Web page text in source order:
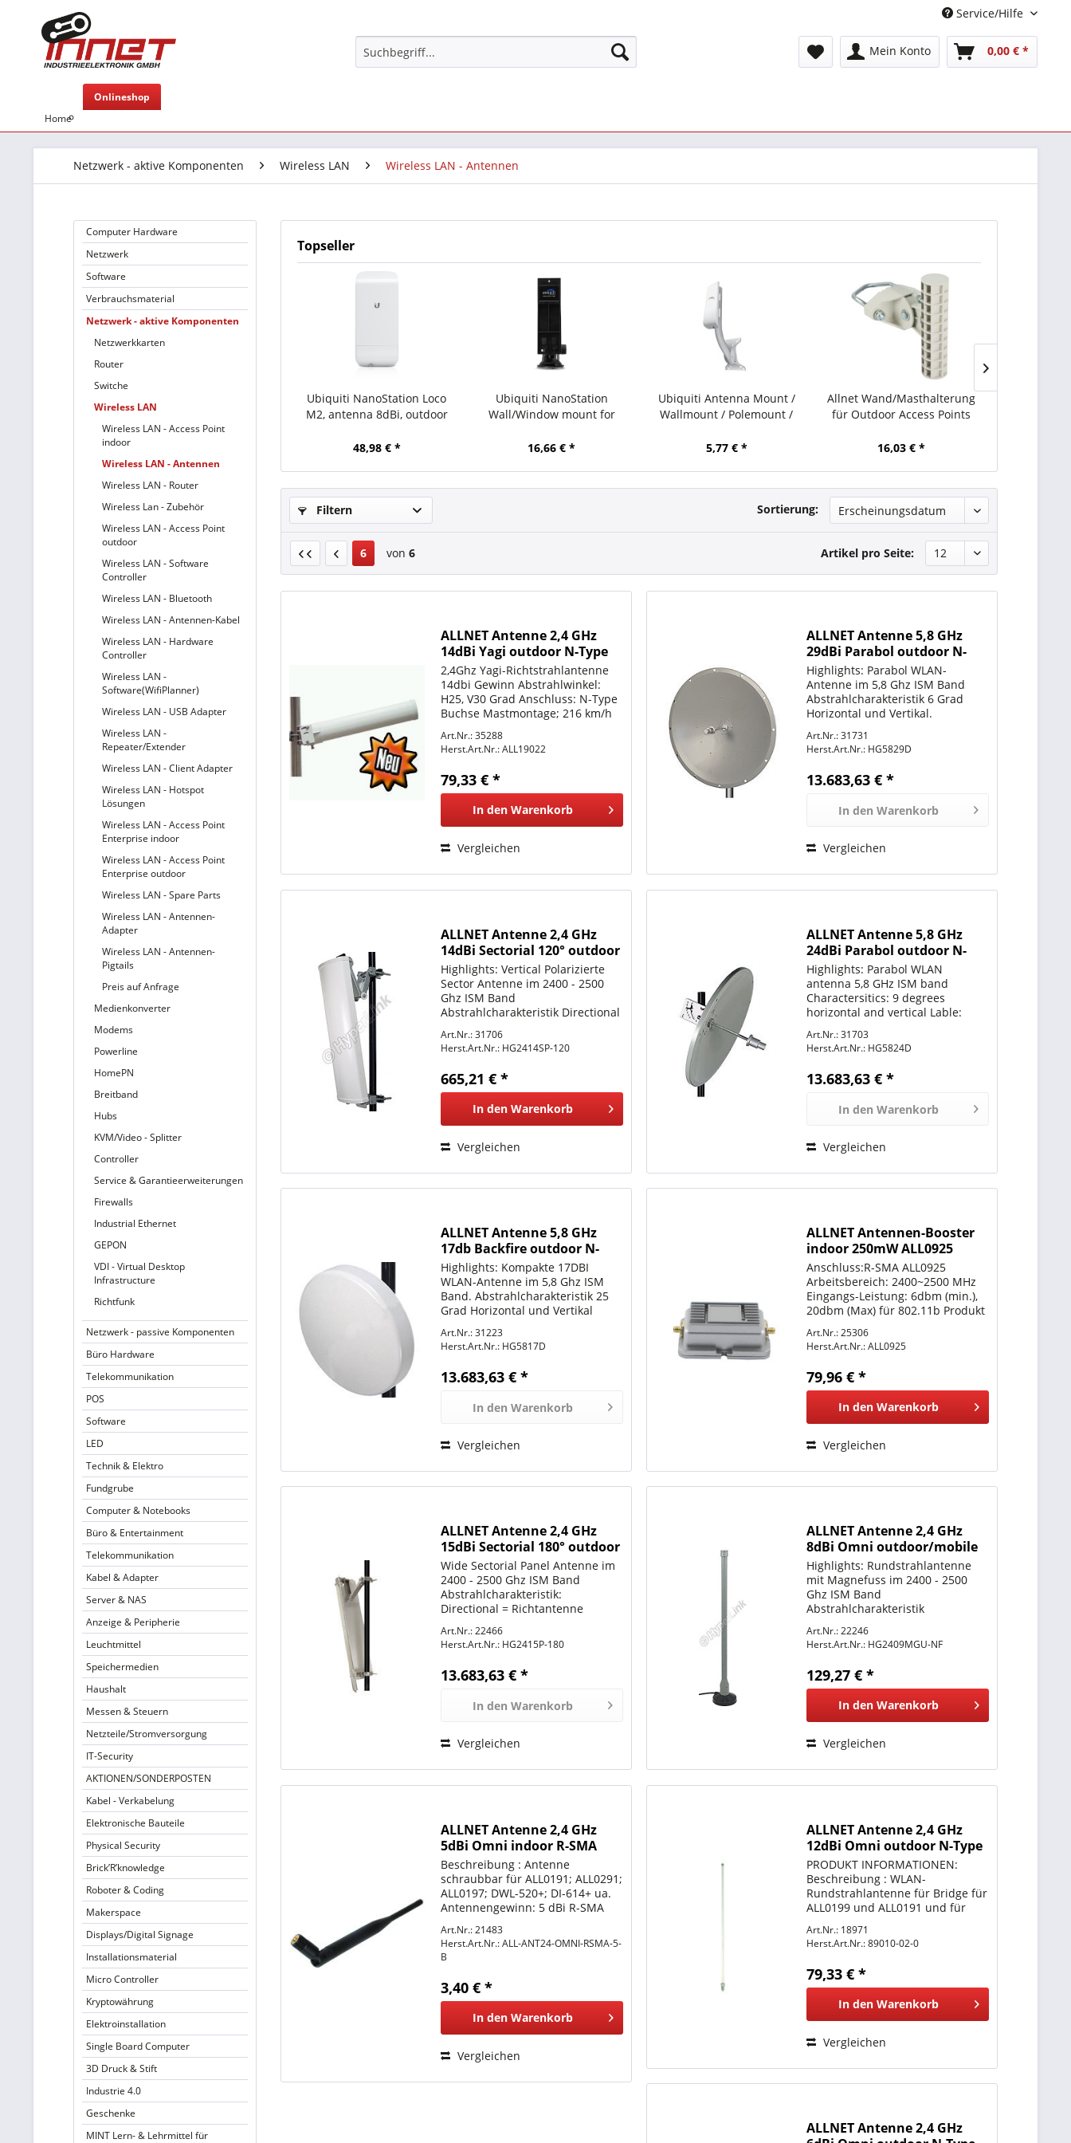
Service/Hilfe
Mein Konto 0,00 € *
Home
Onlineshop
Netzwerk - aktive Komponenten Wireless LAN Wireless LAN - Antennen
Computer Hardware
Netzwerk
Software
Verbrauchsmaterial
Netzwerk - aktive Komponenten
Netzwerkkarten
Router
Switche
Wireless LAN
Wireless LAN - Access Point
indoor
Wireless LAN - Antennen
Wireless LAN - Router
Wireless Lan - Zubehör
Wireless LAN - Access Point
outdoor
Wireless LAN - Software
Controller
Wireless LAN - Bluetooth
Wireless LAN - Antennen-Kabel
Wireless LAN - Hardware
Controller
Wireless LAN -
Software(WifiPlanner)
Wireless LAN - USB Adapter
Wireless LAN -
Repeater/Extender
Wireless LAN - Client Adapter
Wireless LAN - Hotspot
Lösungen
Wireless LAN - Access Point
Enterprise indoor
Wireless LAN - Access Point
Enterprise outdoor
Wireless LAN - Spare Parts
Wireless LAN - Antennen-
Adapter
Wireless LAN - Antennen-
Pigtails
Preis auf Anfrage
Medienkonverter
Modems
Powerline
HomePN
Breitband
Hubs
KVM/Video - Splitter
Controller
Service & Garantieerweiterungen
Firewalls
Industrial Ethernet
GEPON
VDI - Virtual Desktop
Infrastructure
Richtfunk
Netzwerk - passive Komponenten
Büro Hardware
Telekommunikation
POS
Software
LED
Technik & Elektro
Fundgrube
Computer & Notebooks
Büro & Entertainment
Telekommunikation
Kabel & Adapter
Server & NAS
Anzeige & Peripherie
Leuchtmittel
Speichermedien
Haushalt
Messen & Steuern
Netzteile/Stromversorgung
IT-Security
AKTIONEN/SONDERPOSTEN
Kabel - Verkabelung
Elektronische Bauteile
Physical Security
Brick’R’knowledge
Roboter & Coding
Makerspace
Displays/Digital Signage
Installationsmaterial
Micro Controller
Kryptowährung
Elektroinstallation
Single Board Computer
3D Druck & Stift
Industrie 4.0
Geschenke
MINT Lern- & Lehrmittel für
Topseller
Ubiquiti NanoStation Loco
M2, antenna 8dBi, outdoor
48,98 € *
Ubiquiti NanoStation
Wall/Window mount for
16,66 € *
Ubiquiti Antenna Mount /
Wallmount / Polemount /
5,77 € *
Allnet Wand/Masthalterung
für Outdoor Access Points
16,03 € *
Filtern Sortierung:
6 von 6 Artikel pro Seite:
ALLNET Antenne 2,4 GHz
14dBi Yagi outdoor N-Type
2,4Ghz Yagi-Richtstrahlantenne
14dbi Gewinn Abstrahlwinkel:
H25, V30 Grad Anschluss: N-Type
Buchse Mastmontage; 216 km/h
schwenkbar +10° -15°; Impedanz
50 Ohm; Maße 560 x 89 x 50 mm;
Gewicht 0,6 kg;
Art.Nr.: 35288
Herst.Art.Nr.:ALL19022
79,33 € *
In den Warenkorb
Vergleichen
ALLNET Antenne 5,8 GHz
29dBi Parabol outdoor N-
Type L-com
Highlights: Parabol WLAN-
Antenne im 5,8 Ghz ISM Band
Abstrahlcharakteristik 6 Grad
Horizontal und Vertikal.
Anschluss N-Type Buchse
Windlast 200 km/h Die HyperGain
5.8GHz High Performance
Parabolic Dish...
Art.Nr.: 31731
Herst.Art.Nr.: HG5829D
13.683,63 € *
In den Warenkorb
Vergleichen
ALLNET Antenne 2,4 GHz
14dBi Sectorial 120° outdoor
N-Type L-com
Highlights: Vertical Polarizierte
Sector Antenne im 2400 - 2500
Ghz ISM Band
Abstrahlcharakteristik Directional
HG2414SP-120 Abstrahlwinkel
120° Grad Horizontal und 15°
Montage...
Art.Nr.: 31706
Herst.Art.Nr.: HG2414SP-120
665,21 € *
In den Warenkorb
Vergleichen
ALLNET Antenne 5,8 GHz
24dBi Parabol outdoor N-
Type L-com
Highlights: Parabol WLAN
antenna 5,8 GHz ISM band
Charactersitics: 9 degrees
horizontal and vertical Lable:
degree, V9 degree N-Type port
Überragende Leistung Die
Performance Parabolic...
Art.Nr.: 31703
Herst.Art.Nr.: HG5824D
13.683,63 € *
In den Warenkorb
Vergleichen
ALLNET Antenne 5,8 GHz
17db Backfire outdoor N-
Type L-com
Highlights: Kompakte 17DBI
WLAN-Antenne im 5,8 Ghz ISM
Band. Abstrahlcharakteristik 25
Grad Horizontal und Vertikal
Ant.Bezeichnung HG5817D
Abstrahlwinkel H25 Grad, V25
Grad Anschluss N-Type Buchse
Die...
Art.Nr.: 31223
Herst.Art.Nr.: HG5817D
13.683,63 € *
In den Warenkorb
Vergleichen
ALLNET Antennen-Booster
indoor 250mW ALL0925
2,4GHz
Anschluss:R-SMA ALL0925
Arbeitsbereich: 2400~2500 MHz
Eingangs-Leistung: 6dbm (min.),
20dbm (Max) für 802.11b Produkt
802.11b/b Produkt
Augangsleistung: 250mW für
802.11b Sende-Gewinn: 17dbm
nominal für 802.11b...
Art.Nr.: 25306
Herst.Art.Nr.:ALL0925
79,96 € *
In den Warenkorb
Vergleichen
ALLNET Antenne 2,4 GHz
15dBi Sectorial 180° outdoor
N-Type L-com
Wide Sectorial Panel Antenne im
2400 - 2500 Ghz ISM Band
Abstrahlcharakteristik:
Directional = Richtantenne
Abstrahlwinkel: 180° Grad
Horizontal und 10° Vertikal
Anschluss: N-Type Buchse
Montage = Mastemontage...
Art.Nr.: 22466
Herst.Art.Nr.: HG2415P-180
13.683,63 € *
In den Warenkorb
Vergleichen
ALLNET Antenne 2,4 GHz
8dBi Omni outdoor/mobile
N-Type mit Magnetfuß L-
com
Highlights: Rundstrahlantenne
mit Magnefuss im 2400 - 2500
Ghz ISM Band
Abstrahlcharakteristik
Rundstrahlantenne
Abstrahlwinkel 360° Horizontal -
15° Vertikal Anschluss N-Type
Buchse Montage Magnetfuss-
Standmontage High...
Art.Nr.: 22246
Herst.Art.Nr.: HG2409MGU-NF
129,27 € *
In den Warenkorb
Vergleichen
ALLNET Antenne 2,4 GHz
5dBi Omni indoor R-SMA
Beschreibung : Antenne
schraubbar für ALL0191; ALL0291;
ALL0197; DWL-520+; DI-614+ ua.
Antennengewinn: 5 dBi R-SMA
Art.Nr.: 21483
Herst.Art.Nr.:ALL-ANT24-OMNI-RSMA-5-
B
3,40 € *
In den Warenkorb
Vergleichen
ALLNET Antenne 2,4 GHz
12dBi Omni outdoor N-Type
PRODUKT INFORMATIONEN:
Beschreibung : WLAN-
Rundstrahlantenne für Bridge für
ALL0199 und ALL0191 und für
V15 Grad N-Typ-Buchse
Durchmesser: 20 mm, inkl.
Art.Nr.: 18971
Herst.Art.Nr.:89010-02-0
79,33 € *
In den Warenkorb
Vergleichen
ALLNET Antenne 2,4 GHz